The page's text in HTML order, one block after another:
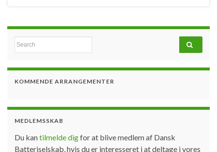
Search for:
KOMMENDE ARRANGEMENTER
MEDLEMSSKAB
Du kantilmelde digfor at blive medlem af Dansk
Batteriselskab, hvis du er interesseret i at deltage i vores